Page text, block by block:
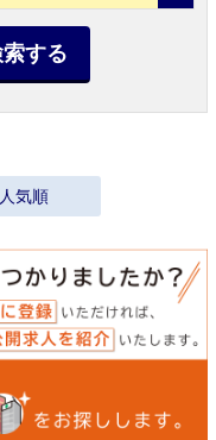
する
人気順